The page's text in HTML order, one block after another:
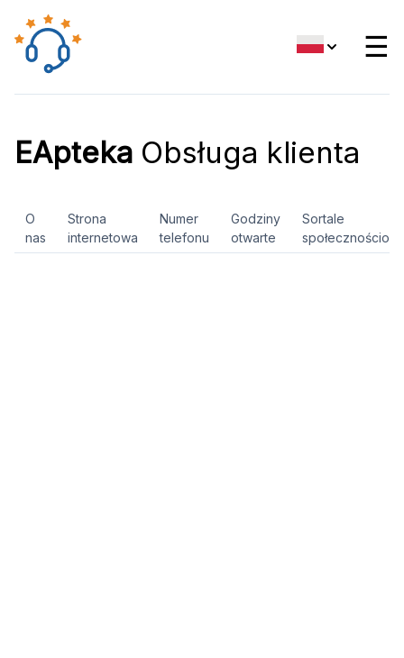
☰
EApteka Obsługa klienta
O
nas
Strona
internetowa
Numer
telefonu
Godziny
otwarte
Sortale